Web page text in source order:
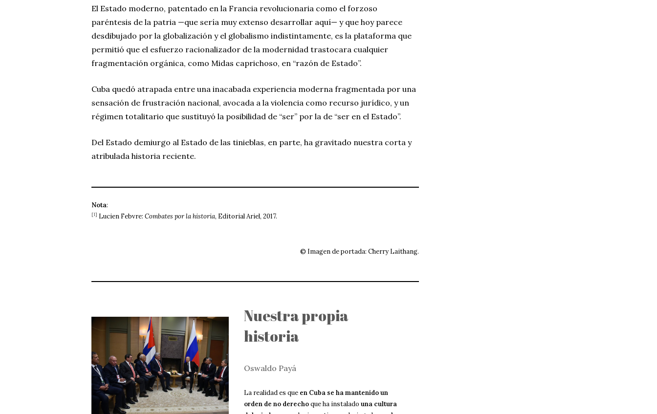
El Estado moderno, patentado en la Francia revolucionaria como el forzoso
paréntesis de la patria —que sería muy extenso desarrollar aquí— y que hoy parece
desdibujado por la globalización y el globalismo indistintamente, es la plataforma que
permitió que el esfuerzo racionalizador de la modernidad trastocara cualquier
fragmentación orgánica, como Midas caprichoso, en “razón de Estado”.
Cuba quedó atrapada entre una inacabada experiencia moderna fragmentada por una
sensación de frustración nacional, avocada a la violencia como recurso jurídico, y un
régimen totalitario que sustituyó la posibilidad de “ser” por la de “ser en el Estado”.
Del Estado demiurgo al Estado de las tinieblas, en parte, ha gravitado nuestra corta y
atribulada historia reciente.
Nota:
[1] Lucien Febvre: Combates por la historia, Editorial Ariel, 2017.
© Imagen de portada: Cherry Laithang.
Nuestra propia
historia
Oswaldo Payá
La realidad es que en Cuba se ha mantenido un
orden de no derechoque ha instaladouna cultura